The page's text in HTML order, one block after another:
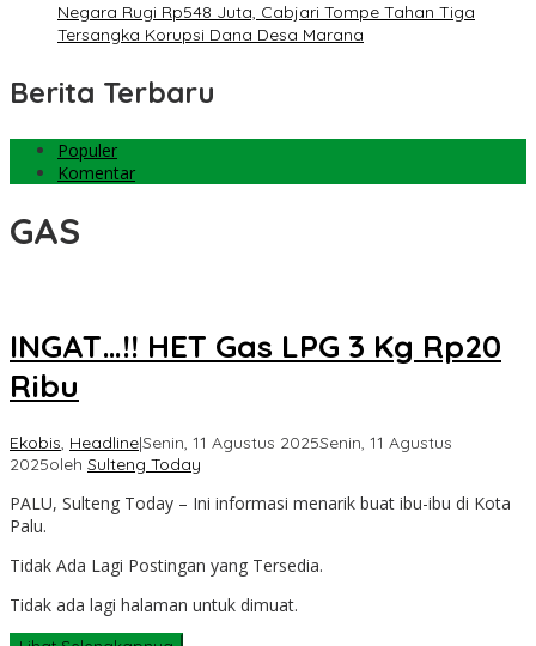
Negara Rugi Rp548 Juta, Cabjari Tompe Tahan Tiga
Tersangka Korupsi Dana Desa Marana
Berita Terbaru
Populer
Komentar
GAS
INGAT…!! HET Gas LPG 3 Kg Rp20
Ribu
Ekobis, Headline|Senin, 11 Agustus 2025Senin, 11 Agustus
2025oleh Sulteng Today
PALU, Sulteng Today – Ini informasi menarik buat ibu-ibu di Kota
Palu.
Tidak Ada Lagi Postingan yang Tersedia.
Tidak ada lagi halaman untuk dimuat.